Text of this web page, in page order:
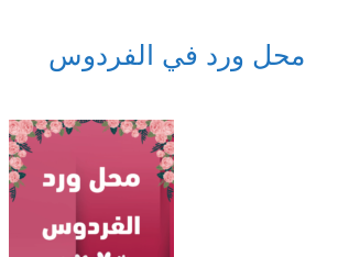
محل ورد في الفردوس